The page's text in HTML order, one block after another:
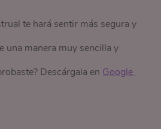
te hará sentir más segura y
una manera muy sencilla y
Descárgala en Google